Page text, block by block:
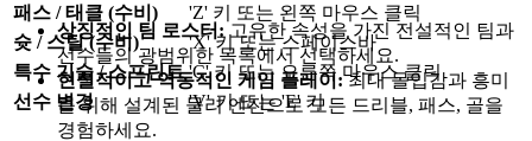
상징적인 팀 로스터: 고유한 속성을 가진 전설적인 팀과
선수들의 광범위한 목록에서 선택하세요.
현실적이고 역동적인 게임 플레이:최대 몰입감과 흥미
를 위해 설계된 물리 엔진으로 모든 드리블, 패스, 골을
경험하세요.
패스 / 태클 (수비)
'Z' 키 또는 왼쪽 마우스 클릭
슛 / 스틸 (수비)
'X' 키 또는 스페이스바
특수 기술 / 스프린트 'C' 키 또는 오른쪽 마우스 클릭
선수 변경
'V' 키 또는 'E' 키